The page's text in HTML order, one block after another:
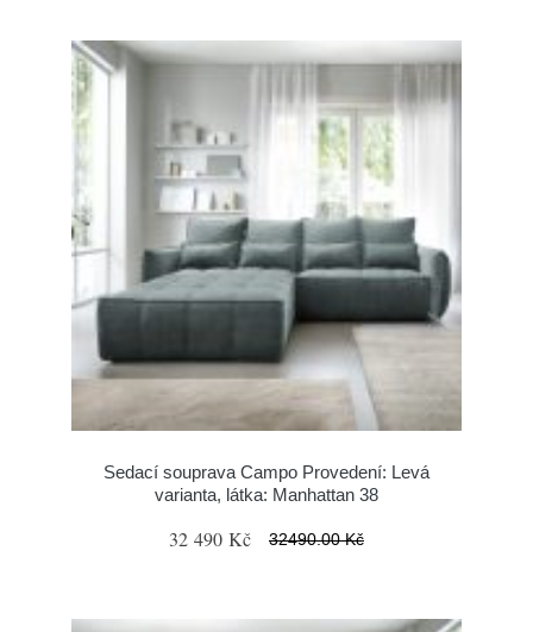
Sedací souprava Campo Provedení: Levá
varianta, látka: Manhattan 38
32 490 Kč 32490.00 Kč